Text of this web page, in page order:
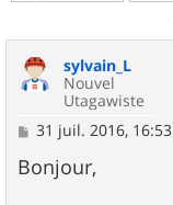
sylvain_L
Nouvel
Utagawiste
M
s
s
31 juil. 2016, 16:53
Bonjour,